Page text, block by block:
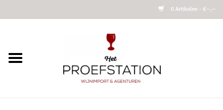
0 Artikelen - €--,--